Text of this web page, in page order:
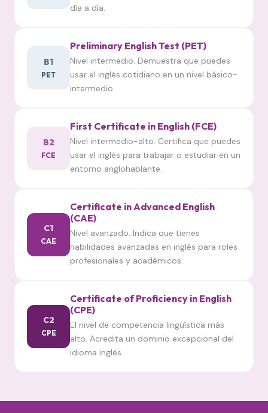
día a día.
B1
PET
Preliminary English Test (PET)
Nivel intermedio. Demuestra que puedes
usar el inglés cotidiano en un nivel básico-
intermedio.
B2
FCE
First Certificate in English (FCE)
Nivel intermedio-alto. Certifica que puedes
usar el inglés para trabajar o estudiar en un
entorno anglohablante.
C1
CAE
Certificate in Advanced English
(CAE)
Nivel avanzado. Indica que tienes
habilidades avanzadas en inglés para roles
profesionales y académicos.
C2
CPE
Certificate of Proficiency in English
(CPE)
El nivel de competencia lingüística más
alto. Acredita un dominio excepcional del
idioma inglés.